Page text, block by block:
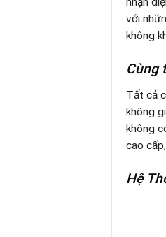
với
không
Cùng
Tất cả
không
không
cao
Hệ